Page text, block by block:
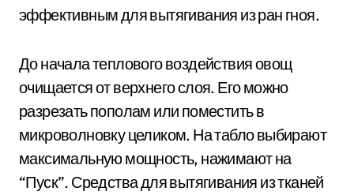
эффективным для вытягивания из ран гноя.
До начала теплового воздействия овощ
очищается от верхнего слоя. Его можно
разрезать пополам или поместить в
микроволновку целиком. На табло выбирают
максимальную мощность, нажимают на
“Пуск”. Средства для вытягивания из тканей